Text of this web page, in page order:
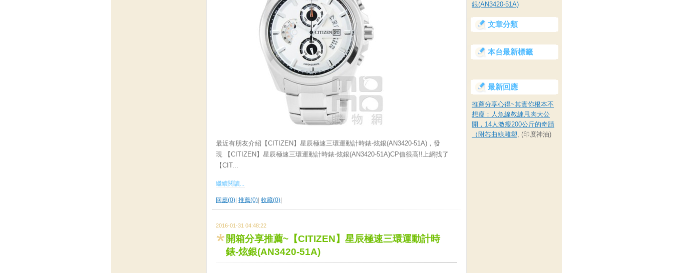
最近有朋友介紹【CITIZEN】星辰極速三環運動計時錶-炫銀(AN3420-51A)，發
現 【CITIZEN】星辰極速三環運動計時錶-炫銀(AN3420-51A)CP值很高!!上網找了
【CIT...
繼續閱讀...
回應(0) 推薦(0) 收藏(0)
2016-01-31 04:48:22
開箱分享推薦~【CITIZEN】星辰極速三環運動計時
錶-炫銀(AN3420-51A)
銀(AN3420-51A)
文章分類
本台最新標籤
最新回應
推薦分享心得~其實你根本不
想瘦：人魚線教練甩肉大公
開，14人激瘦200公斤的奇蹟
（附芯曲線雕塑, (印度神油)